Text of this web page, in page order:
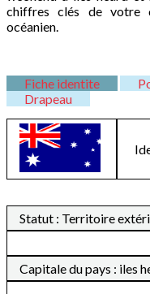
chiffres clés de votre
océanien.
Fiche identite
Drapeau
Statut : Territoire
Capitale du pays : iles